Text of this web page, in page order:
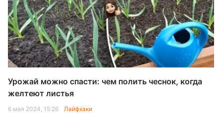
Урожай можно спасти: чем полить чеснок, когда
желтеют листья
6 мая 2024, 15:26 Лайфхаки